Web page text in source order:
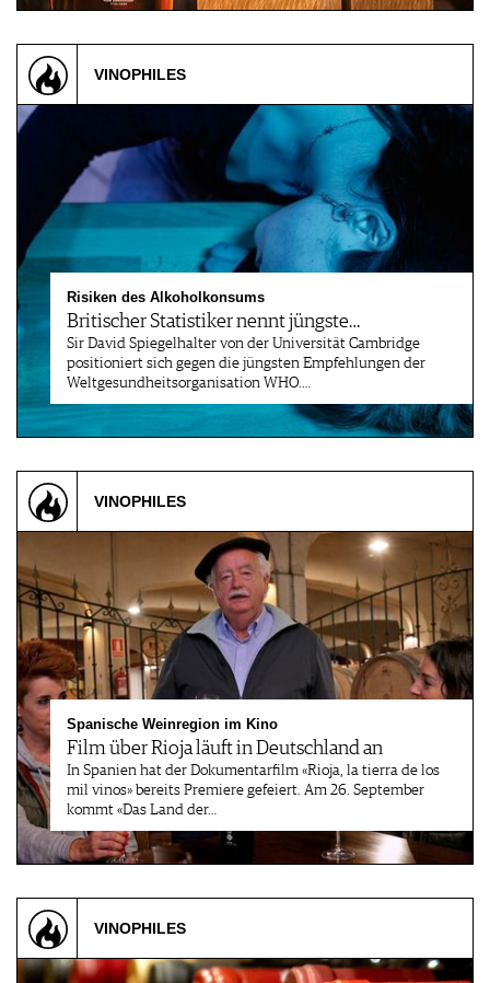
VINOPHILES
Risiken des Alkoholkonsums
Britischer Statistiker nennt jüngste…
Sir David Spiegelhalter von der Universität Cambridge
positioniert sich gegen die jüngsten Empfehlungen der
Weltgesundheitsorganisation WHO.…
VINOPHILES
Spanische Weinregion im Kino
Film über Rioja läuft in Deutschland an
In Spanien hat der Dokumentarfilm «Rioja, la tierra de los
mil vinos» bereits Premiere gefeiert. Am 26. September
kommt «Das Land der…
VINOPHILES